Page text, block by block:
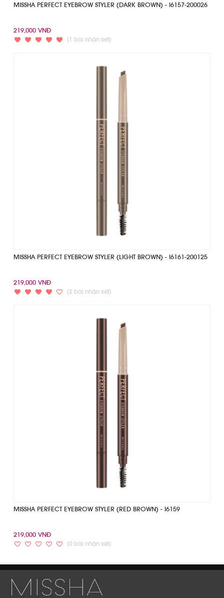
MISSHA PERFECT EYEBROW STYLER (DARK BROWN) - I6157-200026
219,000 VNĐ
(1 bài nhận xét)
MISSHA PERFECT EYEBROW STYLER (LIGHT BROWN) - I6161-200125
219,000 VNĐ
(2 bài nhận xét)
MISSHA PERFECT EYEBROW STYLER (RED BROWN) - I6159
219,000 VNĐ
(0 bài nhận xét)